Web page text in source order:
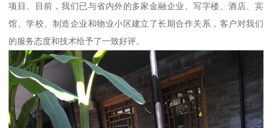
项目。目前，我们已与省内外的多家金融企业、写字楼、酒店、宾
馆、学校、制造企业和物业小区建立了长期合作关系，客户对我们
的服务态度和技术给予了一致好评。